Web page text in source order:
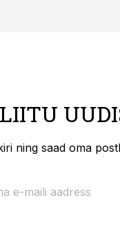
LIITU
ning saad oma